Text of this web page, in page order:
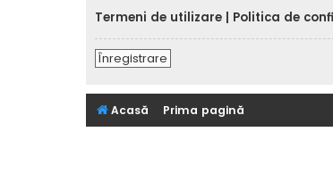
Termeni de utilizare
Politica de
Înregistrare
Acasă Prima pagină